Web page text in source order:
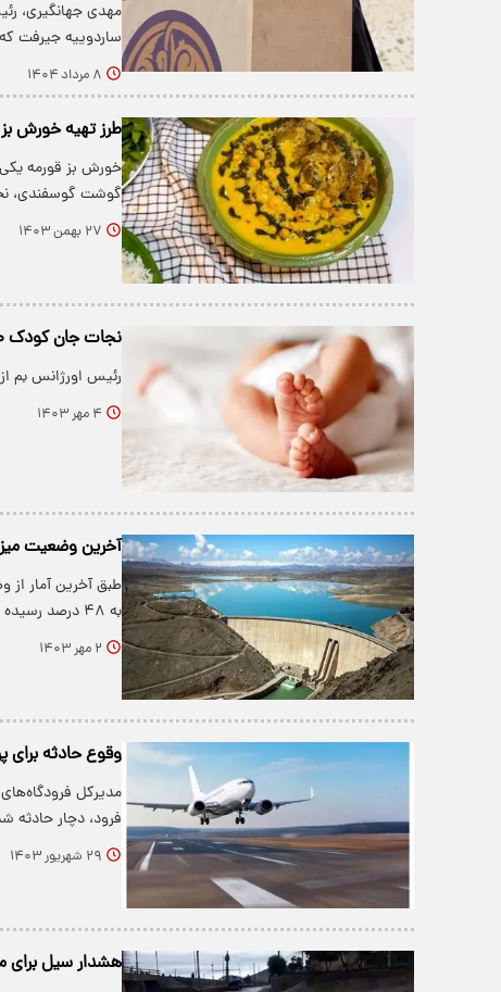
مهدی جهانگیری،
ساردوییه‌ جیرفت
۸ مرداد ۱۴۰۴
طرز تهیه خورش
خورش بز قورمه یکی
گوشت گوسفندی،
۲۷ بهمن ۱۴۰۳
نجات جان کودک ۱۰ ماهه از پشت تلفن
رئیس اورژانس بم از نجات تلفنی کودک
۴ مهر ۱۴۰۳
آخرین وضعیت
به ۴۸ درصد رسیده است.
۲ مهر ۱۴۰۳
وقوع حادثه برای
فرود، دچار حادثه
۲۹ شهریور ۱۴۰۳
هشدار سیل